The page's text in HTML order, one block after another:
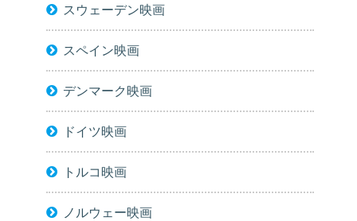
スウェーデン映画
スペイン映画
デンマーク映画
ドイツ映画
トルコ映画
ノルウェー映画